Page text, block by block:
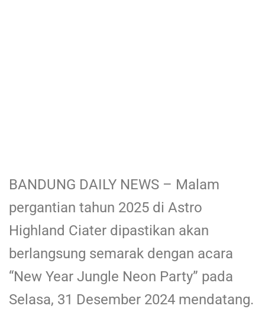
BANDUNG DAILY NEWS – Malam
pergantian tahun 2025 di Astro
Highland Ciater dipastikan akan
berlangsung semarak dengan acara
“New Year Jungle Neon Party” pada
Selasa, 31 Desember 2024 mendatang.